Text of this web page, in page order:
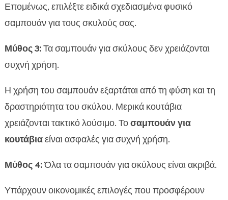
Επομένως, επιλέξτε ειδικά σχεδιασμένα φυσικό
σαμπουάν για τους σκυλούς σας.
Μύθος 3:Τα σαμπουάν για σκύλους δεν χρειάζονται
συχνή χρήση.
Η χρήση του σαμπουάν εξαρτάται από τη φύση και τη
δραστηριότητα του σκύλου. Μερικά κουτάβια
χρειάζονται τακτικό λούσιμο. Τοσαμπουάν για
κουτάβιαείναι ασφαλές για συχνή χρήση.
Μύθος 4:Όλα τα σαμπουάν για σκύλους είναι ακριβά.
Υπάρχουν οικονομικές επιλογές που προσφέρουν